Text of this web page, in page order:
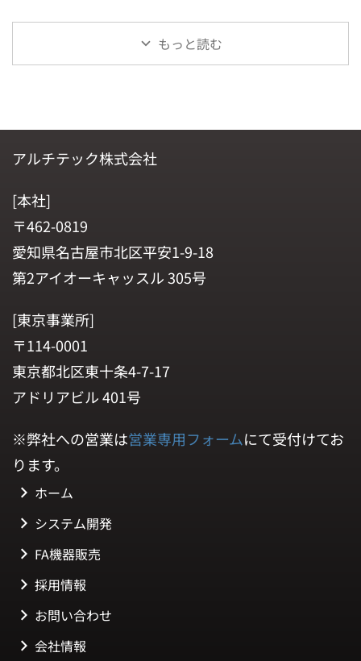
もっと読む
アルチテック株式会社
[本社]
〒462-0819
愛知県名古屋市北区平安1-9-18
第2アイオーキャッスル 305号
[東京事業所]
〒114-0001
東京都北区東十条4-7-17
アドリアビル 401号
※弊社への営業は営業専用フォームにて受付けてお
ります。
ホーム
システム開発
FA機器販売
採用情報
お問い合わせ
会社情報